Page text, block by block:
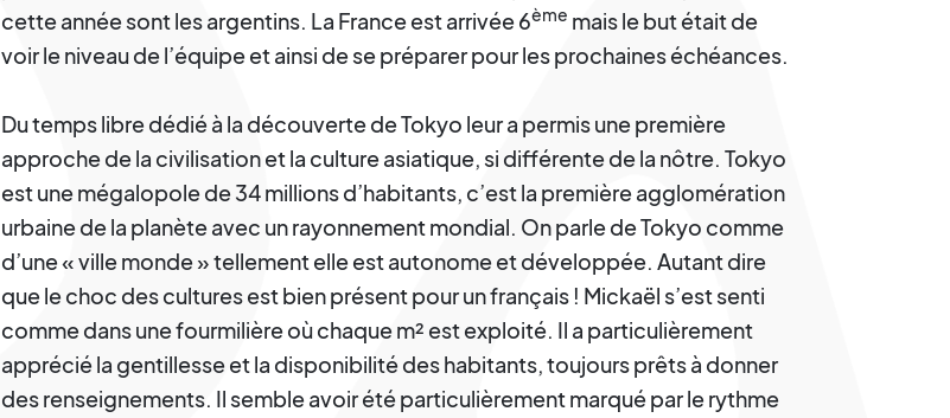
cette année sont les argentins. La France est arrivée 6ème mais le but était de
voir le niveau de l’équipe et ainsi de se préparer pour les prochaines échéances.
Du temps libre dédié à la découverte de Tokyo leur a permis une première
approche de la civilisation et la culture asiatique, si différente de la nôtre. Tokyo
est une mégalopole de 34 millions d’habitants, c’est la première agglomération
urbaine de la planète avec un rayonnement mondial. On parle de Tokyo comme
d’une « ville monde » tellement elle est autonome et développée. Autant dire
que le choc des cultures est bien présent pour un français ! Mickaël s’est senti
comme dans une fourmilière où chaque m² est exploité. Il a particulièrement
apprécié la gentillesse et la disponibilité des habitants, toujours prêts à donner
des renseignements. Il semble avoir été particulièrement marqué par le rythme